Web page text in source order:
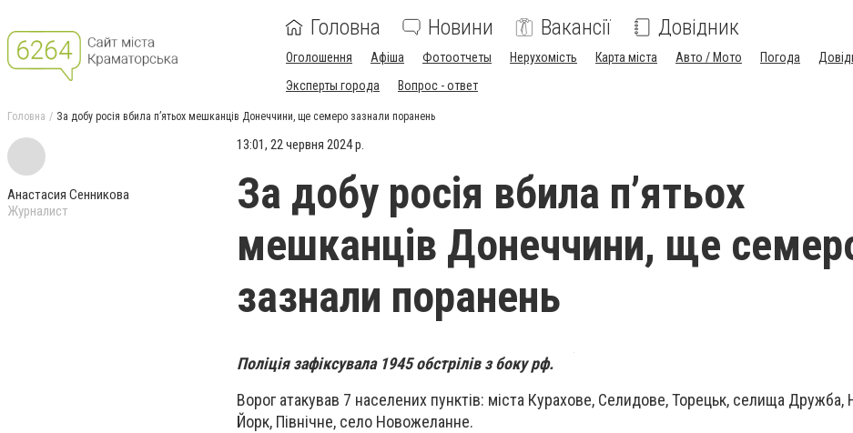
Головна Новини Вакансії Довідник
Оголошення Афіша Фотоотчеты Нерухомість Карта міста Авто / Мото Погода
Эксперты города
Вопрос - ответ
Головна За добу росія вбила п’ятьох мешканців Донеччини, ще семеро зазнали поранень
Анастасия Сенникова
Журналист
13:01, 22 червня 2024 р.
За добу росія вбила п’ятьох
мешканців Донеччини, ще
зазнали поранень
Поліція зафіксувала 1945 обстрілів з боку рф.
Ворог атакував 7 населених пунктів: міста Курахове, Селидове, Торецьк, селища Дружба,
Йорк, Північне, село Новожеланне.